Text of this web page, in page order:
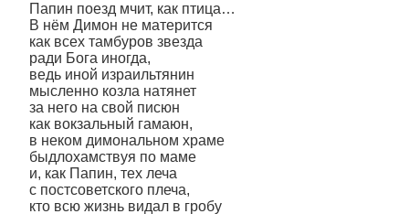
Папин поезд мчит, как птица…
В нём Димон не матерится
как всех тамбуров звезда
ради Бога иногда,
ведь иной израильтянин
мысленно козла натянет
за него на свой писюн
как вокзальный гамаюн,
в неком димональном храме
быдлохамствуя по маме
и, как Папин, тех леча
с постсоветского плеча,
кто всю жизнь видал в гробу